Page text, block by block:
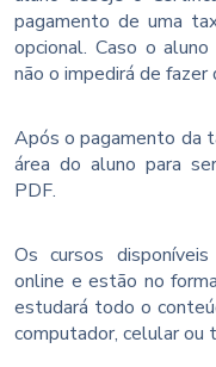
pagamento de uma
opcional. Caso o
não o impedirá de fazer
Após o pagamento da
área do aluno para
PDF.
Os cursos
online e estão no
estudará todo o
computador, celular ou